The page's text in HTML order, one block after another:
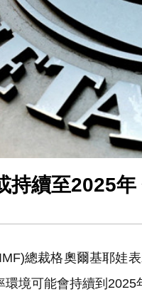
率港區全國政協委員考
海南儋州以舊換新帶動
戶省屬國企去年合計營
西校園閱讀活動解鎖閱
持續至2025
總裁格奧爾基耶娃
境可能會持續到2025